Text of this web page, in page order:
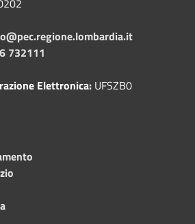
732111
Elettronica: UFSZB0